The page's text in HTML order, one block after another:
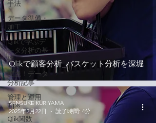
手法
データ準備・
加工
Qlikで学ぶデ
ータ分析の基
礎
実践！データ
分析記事
管理と運用
Tips
Qlik関数
Qlikで顧客分析_バスケット分析を深堀
SENSUKE KURIYAMA
2025年2月22日
読了時間: 4分